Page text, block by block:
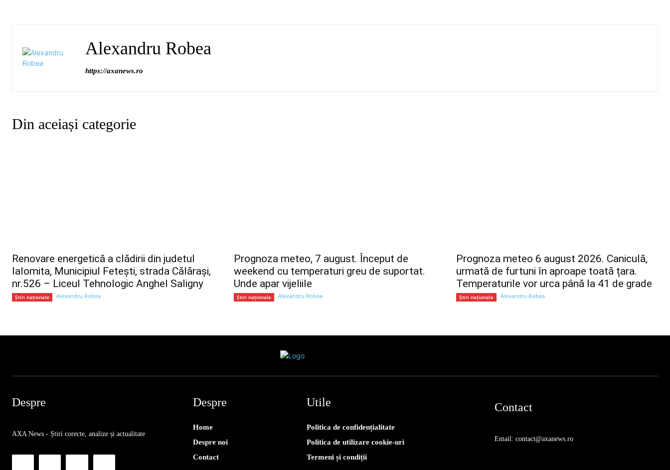
Alexandru Robea
https://axanews.ro
Din aceiași categorie
Renovare energetică a clădirii din judetul
Ialomita, Municipiul Fetești, strada Călărași,
nr.526 – Liceul Tehnologic Anghel Saligny
Știri naționale Alexandru Robea
Prognoza meteo, 7 august. Început de
weekend cu temperaturi greu de suportat.
Unde apar vijeliile
Știri naționale Alexandru Robea
Prognoza meteo 6 august 2026. Caniculă,
urmată de furtuni în aproape toată țara.
Temperaturile vor urca până la 41 de grade
Știri naționale Alexandru Robea
Despre
AXA News - Știri corecte, analize și actualitate
Despre
Home
Despre noi
Contact
Utile
Politica de confidențialitate
Politica de utilizare cookie-uri
Termeni și condiții
Contact
Email: contact@axanews.ro